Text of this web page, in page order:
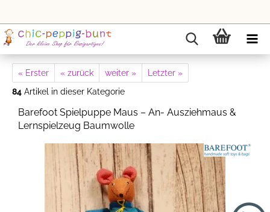
« Erster « zurück weiter »
Letzter »
84 Artikel in dieser Kategorie
Barefoot Spielpuppe Maus – An- Ausziehmaus &
Lernspielzeug Baumwolle